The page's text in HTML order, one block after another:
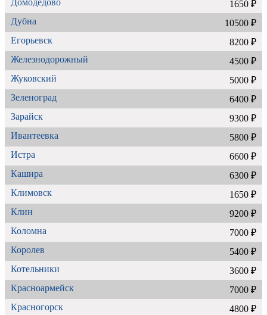
Домодедово
1650 ₽
Дубна
10500 ₽
Егорьевск
8200 ₽
Железнодорожный
4500 ₽
Жуковский
5000 ₽
Зеленоград
6400 ₽
Зарайск
9300 ₽
Ивантеевка
5800 ₽
Истра
6600 ₽
Кашира
6300 ₽
Климовск
1650 ₽
Клин
9200 ₽
Коломна
7000 ₽
Королев
5400 ₽
Котельники
3600 ₽
Красноармейск
7000 ₽
Красногорск
4800 ₽